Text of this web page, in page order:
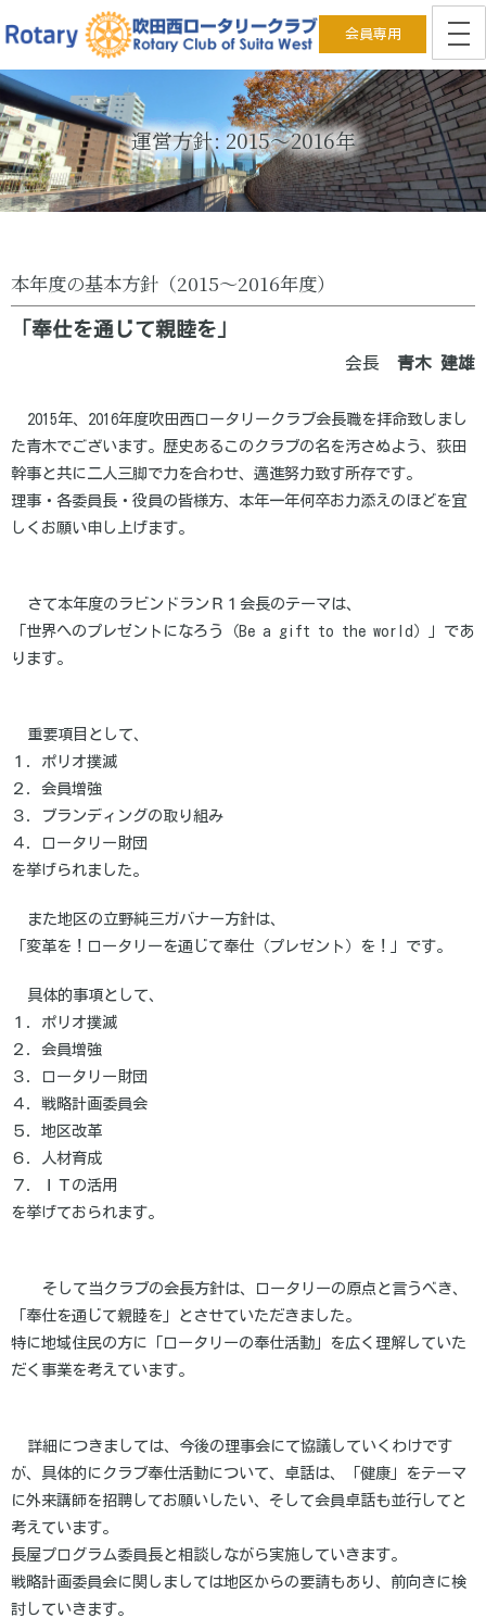
会員専用
運営方針: 2015～2016年
本年度の基本方針（2015～2016年度）
「奉仕を通じて親睦を」
会長 青木 建雄
2015年、2016年度吹田西ロータリークラブ会長職を拝命致しまし
た青木でございます。歴史あるこのクラブの名を汚さぬよう、荻田
幹事と共に二人三脚で力を合わせ、邁進努力致す所存です。
理事・各委員長・役員の皆様方、本年一年何卒お力添えのほどを宜
しくお願い申し上げます。
さて本年度のラビンドランＲ１会長のテーマは、
「世界へのプレゼントになろう（Be a gift to the world）」であ
ります。
重要項目として、
１．ポリオ撲滅
２．会員増強
３．ブランディングの取り組み
４．ロータリー財団
を挙げられました。
また地区の立野純三ガバナー方針は、
「変革を！ロータリーを通じて奉仕（プレゼント）を！」です。
具体的事項として、
１．ポリオ撲滅
２．会員増強
３．ロータリー財団
４．戦略計画委員会
５．地区改革
６．人材育成
７．ＩＴの活用
を挙げておられます。
そして当クラブの会長方針は、ロータリーの原点と言うべき、
「奉仕を通じて親睦を」とさせていただきました。
特に地域住民の方に「ロータリーの奉仕活動」を広く理解していた
だく事業を考えています。
詳細につきましては、今後の理事会にて協議していくわけです
が、具体的にクラブ奉仕活動について、卓話は、「健康」をテーマ
に外来講師を招聘してお願いしたい、そして会員卓話も並行してと
考えています。
長屋プログラム委員長と相談しながら実施していきます。
戦略計画委員会に関しましては地区からの要請もあり、前向きに検
討していきます。